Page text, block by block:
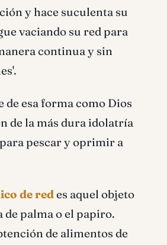
y hace suculenta su
vaciando su red para
continua y sin
de esa forma como Dios
de la más dura idolatrí­a
pescar y oprimir a
de redes aquel objeto
palma o el papiro.
de alimentos de